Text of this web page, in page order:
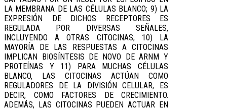
LA MEMBRANA DE LAS CÉLULAS BLANCO; 9) LA
EXPRESIÓN DE DICHOS RECEPTORES ES
REGULADA POR DIVERSAS SEÑALES,
INCLUYENDO A OTRAS CITOCINAS; 10) LA
MAYORÍA DE LAS RESPUESTAS A CITOCINAS
IMPLICAN BIOSÍNTESIS DE NOVO DE ARNM Y
PROTEÍNAS Y 11) PARA MUCHAS CÉLULAS
BLANCO, LAS CITOCINAS ACTÚAN COMO
REGULADORES DE LA DIVISIÓN CELULAR, ES
DECIR, COMO FACTORES DE CRECIMIENTO.
ADEMÁS, LAS CITOCINAS PUEDEN ACTUAR EN